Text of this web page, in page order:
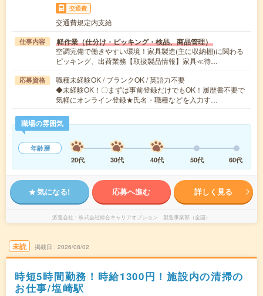
交通費
交通費規定内支給
仕事内容 軽作業（仕分け・ピッキング・検品、商品管理）
空調完備で働きやすい環境！家具製造(主に収納棚)に関わる
ピッキング、出荷業務【取扱製品情報】家具≪待…
応募資格
職種未経験OK / ブランクOK / 英語力不要
◆未経験OK！〇まずは事前登録だけでもOK！履歴書不要で
気軽にオンライン登録★氏名・職種などを入力す…
職場の雰囲気
年齢層
20代
30代 40代 50代 60代
気になる! 応募へ進む 詳しく見る
派遣会社 株式会社綜合キャリアオプション 製造事業部（全国）
未読 掲載日 2026/08/02
時短5時間勤務！時給1300円！施設内の清掃の
お仕事/塩崎駅